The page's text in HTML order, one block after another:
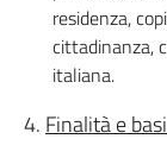
residenza,
cittadinanza,
italiana.
4. Finalità e